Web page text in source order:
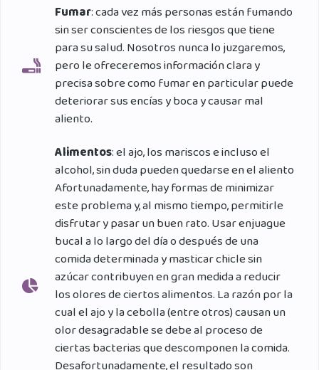
Fumar: cada vez más personas están fumando
sin ser conscientes de los riesgos que tiene
para su salud. Nosotros nunca lo juzgaremos,
pero le ofreceremos información clara y
precisa sobre como fumar en particular puede
deteriorar sus encías y boca y causar mal
aliento.
Alimentos: el ajo, los mariscos e incluso el
alcohol, sin duda pueden quedarse en el aliento
Afortunadamente, hay formas de minimizar
este problema y, al mismo tiempo, permitirle
disfrutar y pasar un buen rato. Usar enjuague
bucal a lo largo del día o después de una
comida determinada y masticar chicle sin
azúcar contribuyen en gran medida a reducir
los olores de ciertos alimentos. La razón por la
cual el ajo y la cebolla (entre otros) causan un
olor desagradable se debe al proceso de
ciertas bacterias que descomponen la comida.
Desafortunadamente, el resultado son